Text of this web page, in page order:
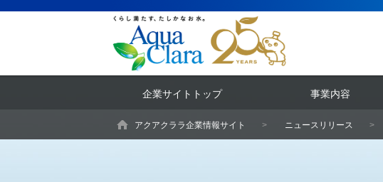
企業サイトトップ 事業内容
アクアクララ企業情報サイト ニュースリリース